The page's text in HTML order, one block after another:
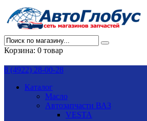
Корзина: 0 товар
8 (4922) 28-00-28
Каталог
Масло
Автозапчасти ВАЗ
VESTA